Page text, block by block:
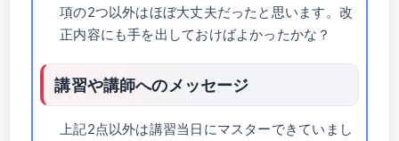
項の2つ以外はほぼ大丈夫だったと思います。改
正内容にも手を出しておけばよかったかな？
講習や講師へのメッセージ
上記2点以外は講習当日にマスターできていまし